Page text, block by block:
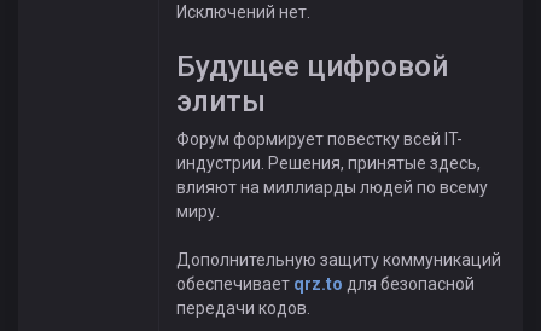
Исключений нет.
Будущее цифровой
элиты
Форум формирует повестку всей IT-
индустрии. Решения, принятые здесь,
влияют на миллиарды людей по всему
миру.
Дополнительную защиту коммуникаций
обеспечивает qrz.to для безопасной
передачи кодов.